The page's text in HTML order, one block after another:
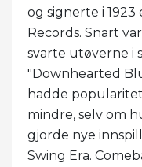
og signerte i
Records. Snart
svarte utøverne i
"Downhearted
hadde
mindre, selv om
gjorde nye
Swing Era.